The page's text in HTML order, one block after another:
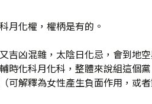
月化權，權柄是有的。
吉凶混雜，太陰日化忌，會到地
時化科月化科，整體來說組這個
可解釋為女性產生負面作用，或